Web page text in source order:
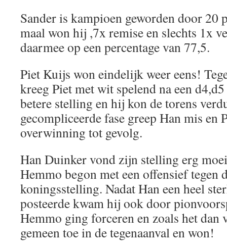
Sander is kampioen geworden door 20
maal won hij ,7x remise en slechts 1x
daarmee op een percentage van 77,5.
Piet Kuijs won eindelijk weer eens!
kreeg Piet met wit spelend na een
betere stelling en hij kon de torens
gecompliceerde fase greep Han mis en
overwinning tot gevolg.
Han Duinker vond zijn stelling erg
Hemmo begon met een offensief tegen
koningsstelling. Nadat Han een heel
posteerde kwam hij ook door
Hemmo ging forceren en zoals het dan
gemeen toe in de tegenaanval en won!